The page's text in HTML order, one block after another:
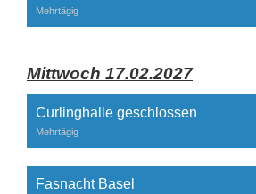
Mehrtägig
Mittwoch 17.02.2027
Curlinghalle geschlossen
Mehrtägig
Fasnacht Basel